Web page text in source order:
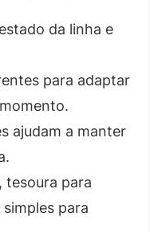
da linha e
para adaptar
ajudam a manter
tesoura para
para